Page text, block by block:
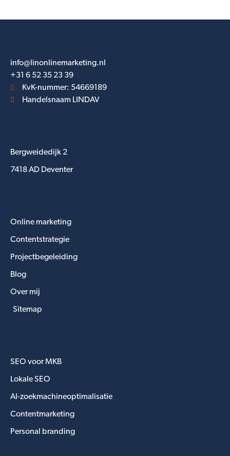
info@linonlinemarketing.nl
+31 6 52 35 23 39
KvK-nummer: 54669189
Handelsnaam LINDAV
Bergweidedijk 2
7418 AD Deventer
Online marketing
Contentstrategie
Projectbegeleiding
Blog
Over mij
Sitemap
SEO voor MKB
Lokale SEO
AI-zoekmachineoptimalisatie
Contentmarketing
Personal branding